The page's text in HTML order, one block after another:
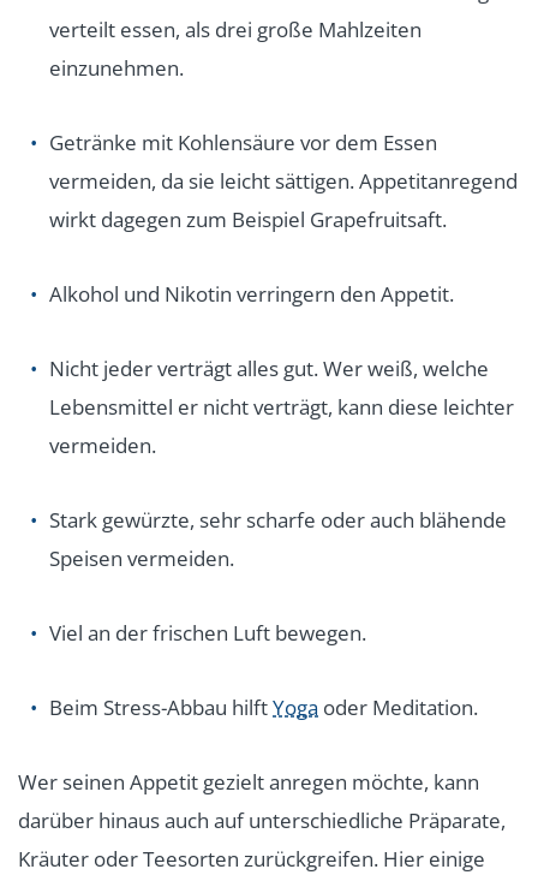
verteilt essen, als drei große Mahlzeiten
einzunehmen.
Getränke mit Kohlensäure vor dem Essen
vermeiden, da sie leicht sättigen. Appetitanregend
wirkt dagegen zum Beispiel Grapefruitsaft.
Alkohol und Nikotin verringern den Appetit.
Nicht jeder verträgt alles gut. Wer weiß, welche
Lebensmittel er nicht verträgt, kann diese leichter
vermeiden.
Stark gewürzte, sehr scharfe oder auch blähende
Speisen vermeiden.
Viel an der frischen Luft bewegen.
Beim Stress-Abbau hilftYoga oder Meditation.
Wer seinen Appetit gezielt anregen möchte, kann
darüber hinaus auch auf unterschiedliche Präparate,
Kräuter oder Teesorten zurückgreifen. Hier einige